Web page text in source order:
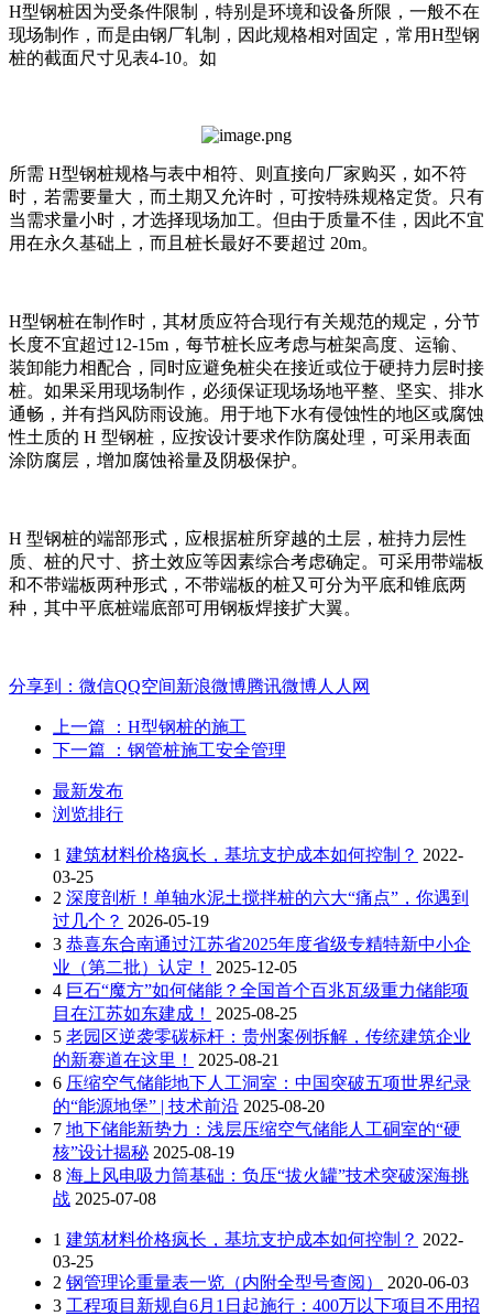
H型钢桩因为受条件限制，特别是环境和设备所限，一般不在
现场制作，而是由钢厂轧制，因此规格相对固定，常用H型钢
桩的截面尺寸见表4-10。如
所需 H型钢桩规格与表中相符、则直接向厂家购买，如不符
时，若需要量大，而土期又允许时，可按特殊规格定货。只有
当需求量小时，才选择现场加工。但由于质量不佳，因此不宜
用在永久基础上，而且桩长最好不要超过 20m。
H型钢桩在制作时，其材质应符合现行有关规范的规定，分节
长度不宜超过12-15m，每节桩长应考虑与桩架高度、运输、
装卸能力相配合，同时应避免桩尖在接近或位于硬持力层时接
桩。如果采用现场制作，必须保证现场场地平整、坚实、排水
通畅，并有挡风防雨设施。用于地下水有侵蚀性的地区或腐蚀
性土质的 H 型钢桩，应按设计要求作防腐处理，可采用表面
涂防腐层，增加腐蚀裕量及阴极保护。
H 型钢桩的端部形式，应根据桩所穿越的土层，桩持力层性
质、桩的尺寸、挤土效应等因素综合考虑确定。可采用带端板
和不带端板两种形式，不带端板的桩又可分为平底和锥底两
种，其中平底桩端底部可用钢板焊接扩大翼。
分享到： 微信QQ空间新浪微博腾讯微博人人网
上一篇
：H型钢桩的施工
下一篇
：钢管桩施工安全管理
最新发布
浏览排行
1 建筑材料价格疯长，基坑支护成本如何控制？ 2022-
03-25
2 深度剖析！单轴水泥土搅拌桩的六大“痛点”，你遇到
过几个？ 2026-05-19
3 恭喜东合南通过江苏省2025年度省级专精特新中小企
业（第二批）认定！
2025-12-05
4 巨石“魔方”如何储能？全国首个百兆瓦级重力储能项
目在江苏如东建成！
2025-08-25
5 老园区逆袭零碳标杆：贵州案例拆解，传统建筑企业
的新赛道在这里！
2025-08-21
6 压缩空气储能地下人工洞室：中国突破五项世界纪录
的“能源地堡” | 技术前沿 2025-08-20
7 地下储能新势力：浅层压缩空气储能人工硐室的“硬
核”设计揭秘 2025-08-19
8 海上风电吸力筒基础：负压“拔火罐”技术突破深海挑
战 2025-07-08
1 建筑材料价格疯长，基坑支护成本如何控制？ 2022-
03-25
2 钢管理论重量表一览（内附全型号查阅）
2020-06-03
3 工程项目新规自6月1日起施行：400万以下项目不用招